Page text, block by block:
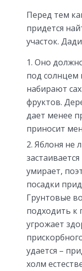
Перед тем
придется
участок.
Оно
под солнцем
набирают
фруктов.
дает менее
приносит
Яблоня не
умирает,
посадки
Грунтовые
подходить к
угрожает
удается –
холм